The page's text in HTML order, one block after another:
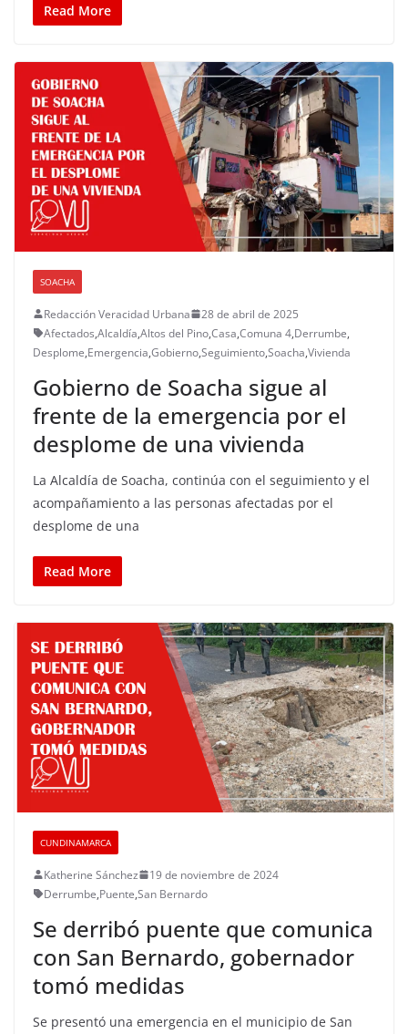
Read More
SOACHA
Redacción Veracidad Urbana
28 de abril de 2025
Afectados,Alcaldía,Altos del Pino,Casa,Comuna 4,Derrumbe,
Desplome,Emergencia,Gobierno,Seguimiento,Soacha,Vivienda
Gobierno de Soacha sigue al
frente de la emergencia por el
desplome de una vivienda
La Alcaldía de Soacha, continúa con el seguimiento y el
acompañamiento a las personas afectadas por el
desplome de una
Read More
CUNDINAMARCA
Katherine Sánchez
19 de noviembre de 2024
Derrumbe,Puente,San Bernardo
Se derribó puente que comunica
con San Bernardo, gobernador
tomó medidas
Se presentó una emergencia en el municipio de San